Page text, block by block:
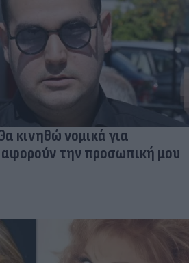
κινηθώ νομικά για
την προσωπική μου